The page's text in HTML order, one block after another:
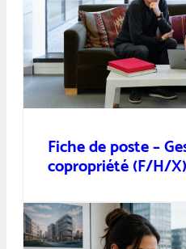
Fiche de poste –
copropriété (F/H/X)